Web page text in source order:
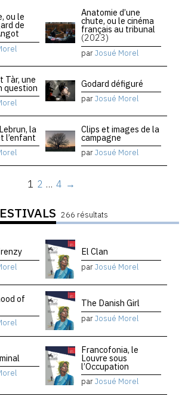
ou le
de
Anatomie d’une
chute, ou le cinéma
français au tribunal
(2023)
parJosué Morel
Tàr, une
question Godard défiguré
parJosué Morel
la
l’enfant
Clips et images de la
campagne
parJosué Morel
1 2 … 4 →
266 résultats
El Clan
parJosué Morel
of The Danish Girl
parJosué Morel
Francofonia, le
Louvre sous
l’Occupation
parJosué Morel